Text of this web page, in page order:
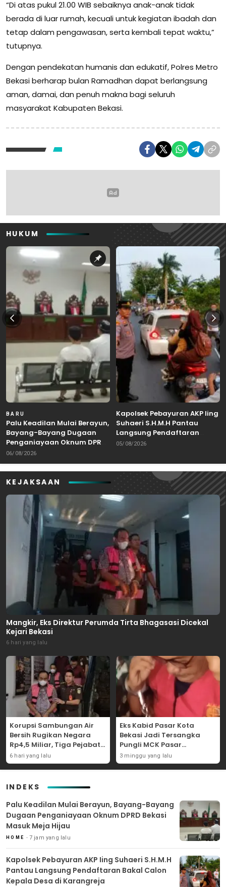
“Di atas pukul 21.00 WIB sebaiknya anak-anak tidak
berada di luar rumah, kecuali untuk kegiatan ibadah dan
tetap dalam pengawasan, serta kembali tepat waktu,”
tutupnya.
Dengan pendekatan humanis dan edukatif, Polres Metro
Bekasi berharap bulan Ramadhan dapat berlangsung
aman, damai, dan penuh makna bagi seluruh
masyarakat Kabupaten Bekasi.
HUKUM
BARU
Palu Keadilan Mulai Berayun,
Bayang-Bayang Dugaan
Penganiayaan Oknum DPRD
Bekasi Masuk Meja Hijau
06/08/2026
Kapolsek Pebayuran AKP Iing
Suhaeri S.H.M.H Pantau
Langsung Pendaftaran
Bakal Calon Kepala Desa di
05/08/2026
KEJAKSAAN
Mangkir, Eks Direktur Perumda Tirta Bhagasasi Dicekal
Kejari Bekasi
6 hari yang lalu
Korupsi Sambungan Air
Bersih Rugikan Negara
Rp4,5 Miliar, Tiga Pejabat
Perumda Dijerat
6 hari yang lalu
Eks Kabid Pasar Kota
Bekasi Jadi Tersangka
Pungli MCK Pasar
Bantargebang
3 minggu yang lalu
INDEKS
Palu Keadilan Mulai Berayun, Bayang-Bayang
Dugaan Penganiayaan Oknum DPRD Bekasi
Masuk Meja Hijau
HOME 7 jam yang lalu
Kapolsek Pebayuran AKP Iing Suhaeri S.H.M.H
Pantau Langsung Pendaftaran Bakal Calon
Kepala Desa di Karangreja